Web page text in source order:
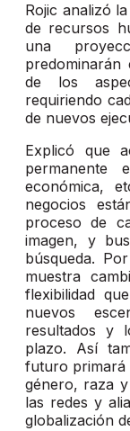
Rojic analizó
de recursos
una
de los
requiriendo
de nuevos
Explicó que
permanente
económica,
negocios
proceso de
imagen, y
búsqueda.
muestra
flexibilidad
nuevos
resultados y
plazo. Así
futuro primará
género, raza
las redes y
globalización